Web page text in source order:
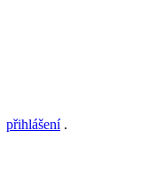
přihlášení.